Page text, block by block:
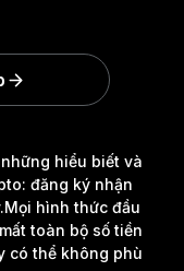
hiểu biết và
đăng ký nhận
Mọi hình thức đầu
toàn bộ số tiền
có thể không phù